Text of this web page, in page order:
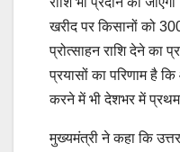
खरीद पर किसानों को
प्रोत्साहन राशि देने का
प्रयासों का परिणाम है
करने में भी देशभर में प्रथम
मुख्यमंत्री ने कहा कि